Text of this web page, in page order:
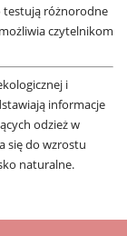
testują różnorodne
czytelnikom
i
informacje
odzież w
się do wzrostu
naturalne.